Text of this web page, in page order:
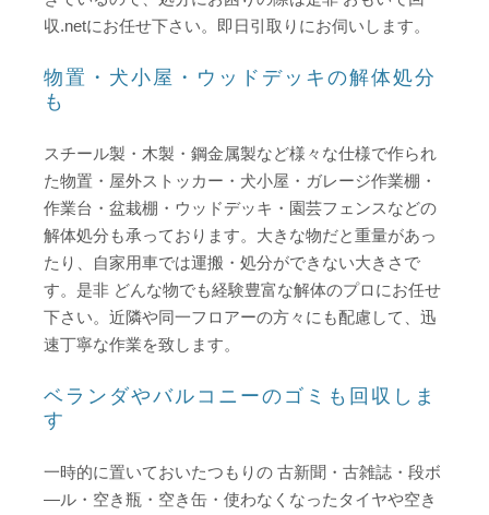
収.netにお任せ下さい。即日引取りにお伺いします。
物置・犬小屋・ウッドデッキの解体処分
も
スチール製・木製・鋼金属製など様々な仕様で作られ
た物置・屋外ストッカー・犬小屋・ガレージ作業棚・
作業台・盆栽棚・ウッドデッキ・園芸フェンスなどの
解体処分も承っております。大きな物だと重量があっ
たり、自家用車では運搬・処分ができない大きさで
す。是非 どんな物でも経験豊富な解体のプロにお任せ
下さい。近隣や同一フロアーの方々にも配慮して、迅
速丁寧な作業を致します。
ベランダやバルコニーのゴミも回収しま
す
一時的に置いておいたつもりの 古新聞・古雑誌・段ボ
―ル・空き瓶・空き缶・使わなくなったタイヤや空き